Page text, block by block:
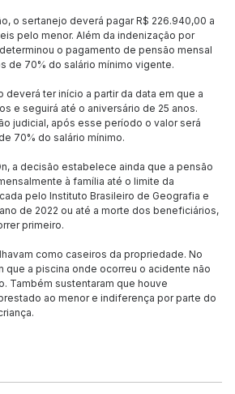
o sertanejo deverá pagar R$ 226.940,00 a
pelo menor. Além da indenização por
o pagamento de pensão mensal
de 70% do salário mínimo vigente.
deverá ter início a partir da data em que a
e seguirá até o aniversário de 25 anos.
judicial, após esse período o valor será
70% do salário mínimo.
a decisão estabelece ainda que a pensão
à família até o limite da
pelo Instituto Brasileiro de Geografia e
de 2022 ou até a morte dos beneficiários,
primeiro.
como caseiros da propriedade. No
que a piscina onde ocorreu o acidente não
Também sustentaram que houve
ao menor e indiferença por parte do